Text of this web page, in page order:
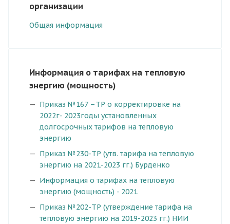
организации
Общая информация
Информация о тарифах на тепловую
энергию (мощность)
Приказ №167 –ТР о корректировке на
2022г- 2023годы установленных
долгосрочных тарифов на тепловую
энергию
Приказ №230-ТР (утв. тарифа на тепловую
энергию на 2021-2023 гг.) Бурденко
Информация о тарифах на тепловую
энергию (мощность) - 2021
Приказ №202-ТР (утверждение тарифа на
тепловую энергию на 2019-2023 гг.) НИИ